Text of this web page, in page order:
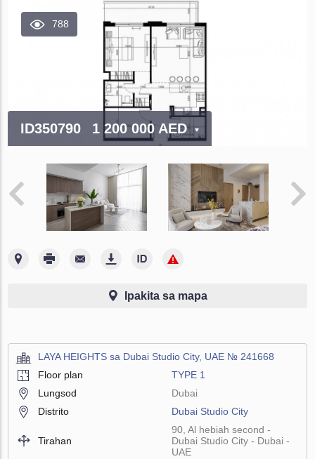
788
ID350790 1 200 000 AED
Ipakita sa mapa
LAYA HEIGHTS sa Dubai Studio City, UAE № 241668
Floor plan
TYPE 1
Lungsod
Dubai
Distrito
Dubai Studio City
Tirahan
90, Al hebiah second -
Dubai Studio City - Dubai -
UAE